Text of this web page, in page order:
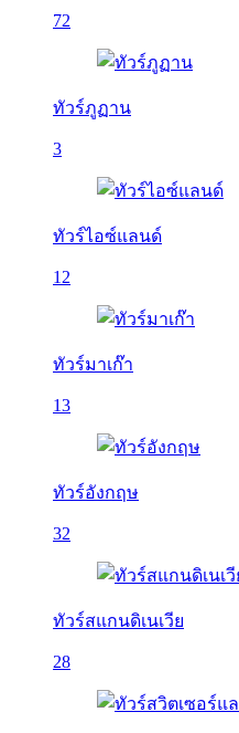
72
ทัวร์ภูฏาน
3
ทัวร์ไอซ์แลนด์
12
ทัวร์มาเก๊า
13
ทัวร์อังกฤษ
32
ทัวร์สแกนดิเนเวีย
28